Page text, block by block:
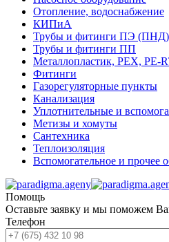
Отопление, водоснабжение
КИПиА
Трубы и фитинги ПЭ (ПНД)
Трубы и фитинги ПП
Металлопластик, РЕХ,
Фитинги
Газорегуляторные пункты
Канализация
Уплотнительные и
Метизы и хомуты
Сантехника
Теплоизоляция
Вспомогательное и прочее
Помощь
Оставьте заявку и мы поможем
Телефон